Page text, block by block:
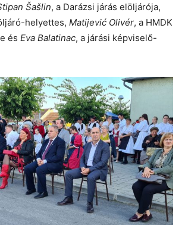
Šašlin, a Darázsi járás elöljárója,
helyettes, Matijević Olivér, a HMDK
és Eva Balatinac, a járási képviselő-